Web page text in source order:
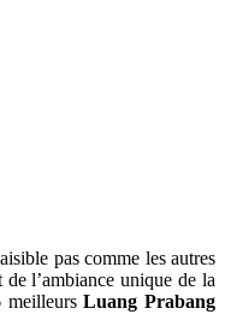
pas comme les autres
l’ambiance unique de la
meilleursLuang Prabang